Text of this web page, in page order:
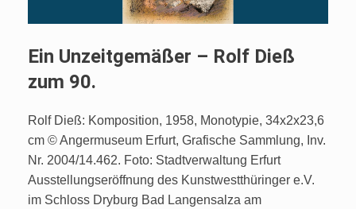
Ein Unzeitgemäßer – Rolf Dieß
zum 90.
Rolf Dieß: Komposition, 1958, Monotypie, 34x2x23,6
cm © Angermuseum Erfurt, Grafische Sammlung, Inv.
Nr. 2004/14.462. Foto: Stadtverwaltung Erfurt
Ausstellungseröffnung des Kunstwestthüringer e.V.
im Schloss Dryburg Bad Langensalza am